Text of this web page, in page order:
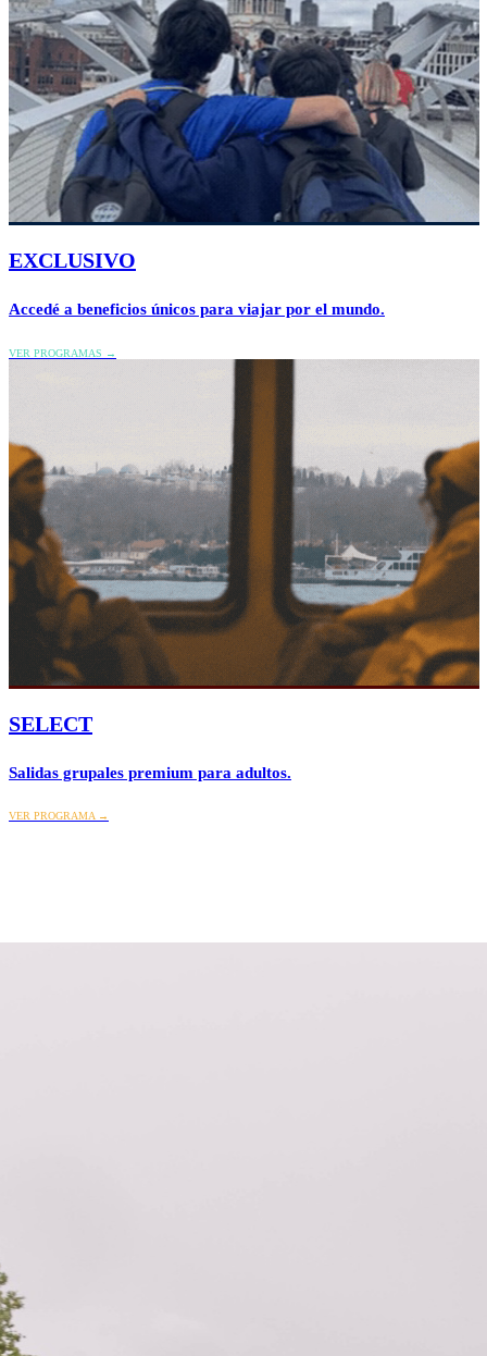
EXCLUSIVO
Accedé a beneficios únicos para viajar por el mundo.
VER PROGRAMAS →
SELECT
Salidas grupales premium para adultos.
VER PROGRAMA →